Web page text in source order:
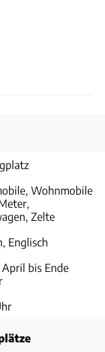
Wohnmobile
Zelte
Englisch
bis Ende